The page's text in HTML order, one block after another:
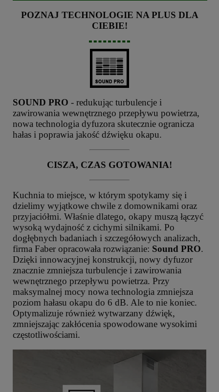
POZNAJ TECHNOLOGIE NA PLUS DLA
CIEBIE!
SOUND PRO - redukując turbulencje i
zawirowania wewnętrznego przepływu powietrza,
nowa technologia dyfuzora skutecznie ogranicza
hałas i poprawia jakość dźwięku okapu.
CISZA, CZAS GOTOWANIA!
Kuchnia to miejsce, w którym spotykamy się i
dzielimy wyjątkowe chwile z domownikami oraz
przyjaciółmi. Właśnie dlatego, okapy muszą łączyć
wysoką wydajność z cichymi silnikami. Po
dogłębnych badaniach i szczegółowych analizach,
firma Faber opracowała rozwiązanie: Sound PRO.
Dzięki innowacyjnej konstrukcji, nowy dyfuzor
znacznie zmniejsza turbulencje i zawirowania
wewnętrznego przepływu powietrza. Przy
maksymalnej mocy nowa technologia zmniejsza
poziom hałasu okapu do 6 dB. Ale to nie koniec.
Optymalizuje również wytwarzany dźwięk,
zmniejszając zakłócenia spowodowane wysokimi
częstotliwościami.